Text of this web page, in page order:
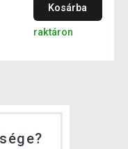
Kosárba
raktáron